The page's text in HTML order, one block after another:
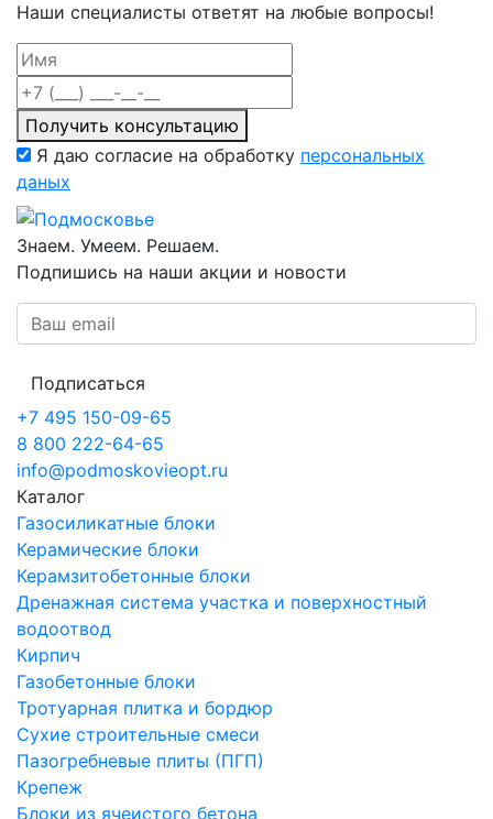
Наши специалисты ответят на любые вопросы!
Получить консультацию
Я даю согласие на обработку персональных
даных
Знаем. Умеем. Решаем.
Подпишись на наши акции и новости
Подписаться
+7 495 150-09-65
8 800 222-64-65
info@podmoskovieopt.ru
Каталог
Газосиликатные блоки
Керамические блоки
Керамзитобетонные блоки
Дренажная система участка и поверхностный
водоотвод
Кирпич
Газобетонные блоки
Тротуарная плитка и бордюр
Сухие строительные смеси
Пазогребневые плиты (ПГП)
Крепеж
Блоки из ячеистого бетона